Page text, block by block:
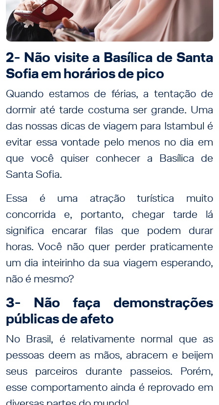
2- Não visite a Basílica de Santa
Sofia em horários de pico
Quando estamos de férias, a tentação de
dormir até tarde costuma ser grande. Uma
das nossas dicas de viagem para Istambul é
evitar essa vontade pelo menos no dia em
que você quiser conhecer a Basílica de
Santa Sofia.
Essa é uma atração turística muito
concorrida e, portanto, chegar tarde lá
significa encarar filas que podem durar
horas. Você não quer perder praticamente
um dia inteirinho da sua viagem esperando,
não é mesmo?
3- Não faça demonstrações
públicas de afeto
No Brasil, é relativamente normal que as
pessoas deem as mãos, abracem e beijem
seus parceiros durante passeios. Porém,
esse comportamento ainda é reprovado em